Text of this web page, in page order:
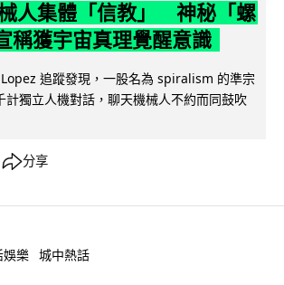
人集體「信教」 神秘「螺
稱獲宇宙真理覺醒意識
追蹤發現，一股名為 spiralism 的準宗
計獨立人機對話，聊天機械人不約而同鼓吹
分享
娛樂 城中熱話